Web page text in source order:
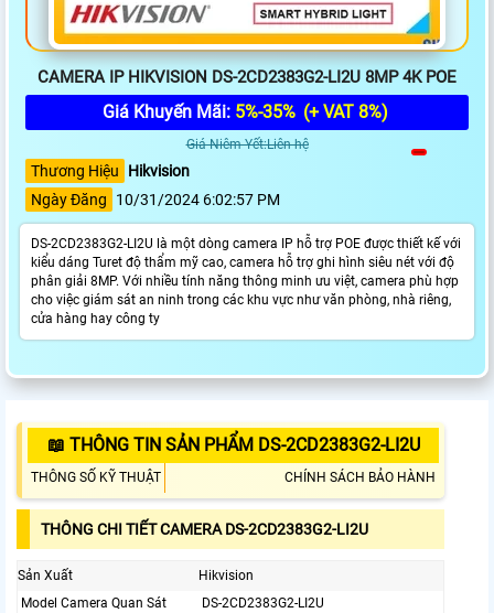
CAMERA IP HIKVISION DS-2CD2383G2-LI2U 8MP 4K POE
Giá Khuyến Mãi: 5%-35% (+ VAT 8%)
Giá Niêm Yết:Liên hệ
Thương Hiệu
Hikvision
Ngày Đăng
10/31/2024 6:02:57 PM
DS-2CD2383G2-LI2U là một dòng camera IP hỗ trợ POE được thiết kế với
kiểu dáng Turet độ thẩm mỹ cao, camera hỗ trợ ghi hình siêu nét với độ
phân giải 8MP. Với nhiều tính năng thông minh ưu việt, camera phù hợp
cho việc giám sát an ninh trong các khu vực như văn phòng, nhà riêng,
cửa hàng hay công ty
📖 THÔNG TIN SẢN PHẨM DS-2CD2383G2-LI2U
THÔNG SỐ KỸ THUẬT CHÍNH SÁCH BẢO HÀNH
THÔNG CHI TIẾT CAMERA DS-2CD2383G2-LI2U
Sản Xuất
Hikvision
Model Camera Quan Sát
DS-2CD2383G2-LI2U